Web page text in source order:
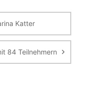
Katter
84 Teilnehmern